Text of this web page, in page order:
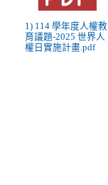
1) 114 學年度人權教
育議題-2025 世界人
權日實施計畫.pdf